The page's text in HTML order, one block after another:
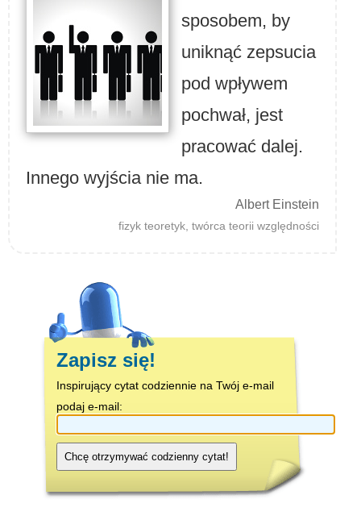
sposobem, by
uniknąć zepsucia
pod wpływem
pochwał, jest
pracować dalej.
Innego wyjścia nie ma.
Albert Einstein
fizyk teoretyk, twórca teorii względności
Zapisz się!
Inspirujący cytat codziennie na Twój e-mail
podaj e-mail:
Chcę otrzymywać codzienny cytat!